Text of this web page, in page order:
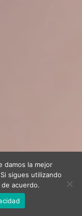
damos la mejor
sigues utilizando
acuerdo.